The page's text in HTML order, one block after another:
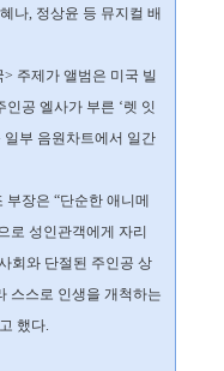
나, 정상윤 등 뮤지컬 배
주제가 앨범은 미국 빌
인공 엘사가 부른 ‘렛 잇
일부 음원차트에서 일간
장은 “단순한 애니메
로 성인관객에게 자리
회와 단절된 주인공 상
스스로 인생을 개척하는
했다.